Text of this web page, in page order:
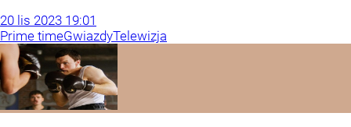
20 lis 2023 19:01
Prime timeGwiazdyTelewizja